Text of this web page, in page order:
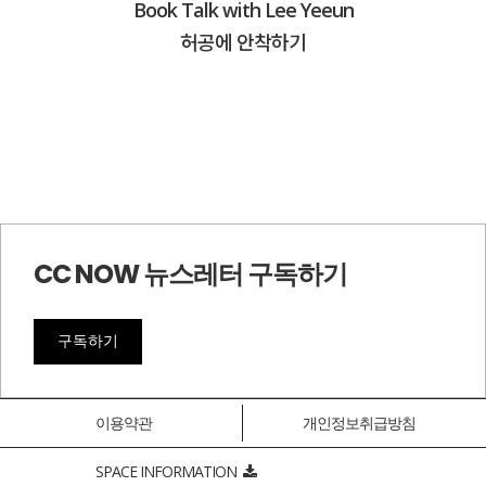
Book Talk with Lee Yeeun
허공에 안착하기
CC NOW 뉴스레터 구독하기
구독하기
이용약관 개인정보취급방침
SPACE INFORMATION